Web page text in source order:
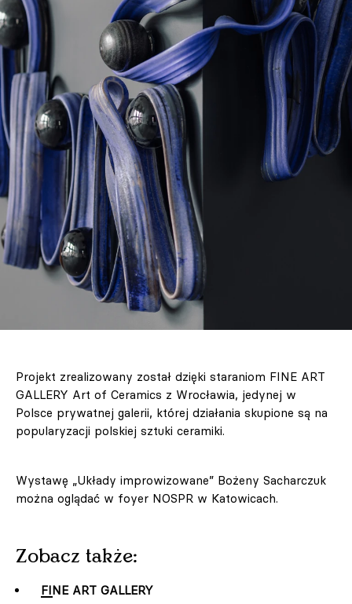
Projekt zrealizowany został dzięki staraniom FINE ART
GALLERY Art of Ceramics z Wrocławia, jedynej w
Polsce prywatnej galerii, której działania skupione są na
popularyzacji polskiej sztuki ceramiki.
Wystawę „Układy improwizowane” Bożeny Sacharczuk
można oglądać w foyer NOSPR w Katowicach.
Zobacz także:
FINE ART GALLERY